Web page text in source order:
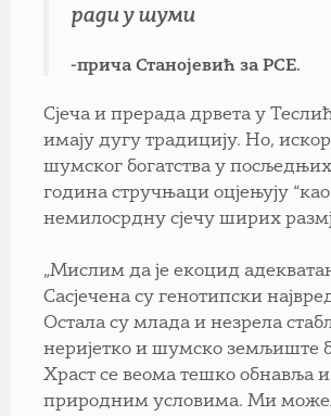
ради у шуми
-прича Станојевић за РСЕ.
Сјеча и прерада дрвета у
имају дугу традицију. Но,
шумског богатства у
година стручњаци оцјењују “као
немилосрдну сјечу ширих
„Мислим да је екоцид
Сасјечена су генотипски
Остала су млада и незрела
неријетко и шумско земљиште
Храст се веома тешко обнавља
природним условима. Ми